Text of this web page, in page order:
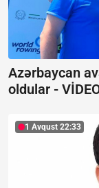
Azərbaycan
oldular -
1 Avqust 22:33